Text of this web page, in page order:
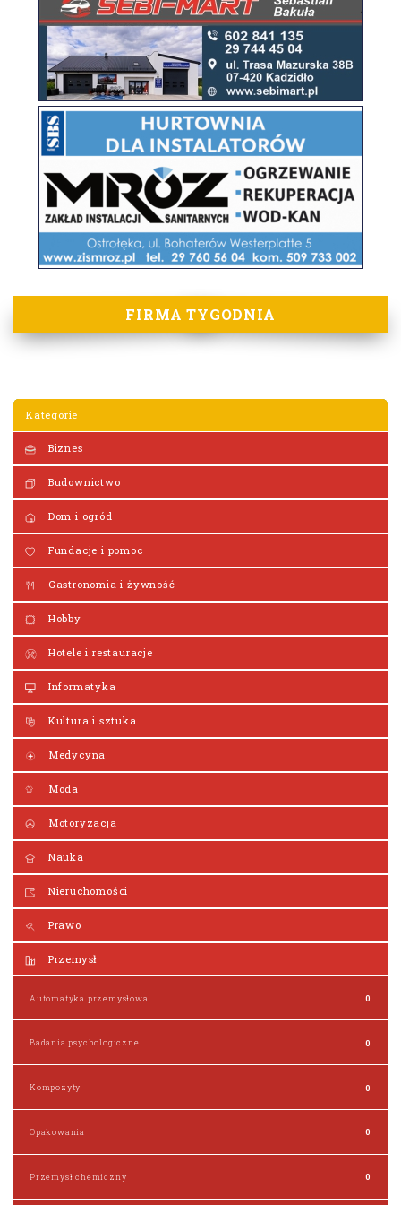
FIRMA TYGODNIA
Kategorie
Biznes
Budownictwo
Dom i ogród
Fundacje i pomoc
Gastronomia i żywność
Hobby
Hotele i restauracje
Informatyka
Kultura i sztuka
Medycyna
Moda
Motoryzacja
Nauka
Nieruchomości
Prawo
Przemysł
Automatyka przemysłowa 0
Badania psychologiczne 0
Kompozyty 0
Opakowania 0
Przemysł chemiczny 0